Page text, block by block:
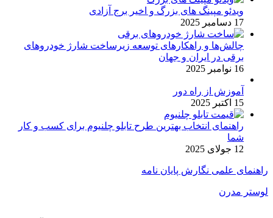
ویدئو مپینگ های بزرگ و اخیر برج آزادی
17 دسامبر 2025
چالش‌ها و راهکارهای توسعه زیرساخت شارژ خودروهای
برقی در ایران و جهان
16 نوامبر 2025
آموزش از راه دور
15 اکتبر 2025
راهنمای انتخاب بهترین طرح تابلو چلنیوم برای کسب و کار
شما
12 جولای 2025
راهنمای علمی نگارش پایان نامه
لوستر مدرن